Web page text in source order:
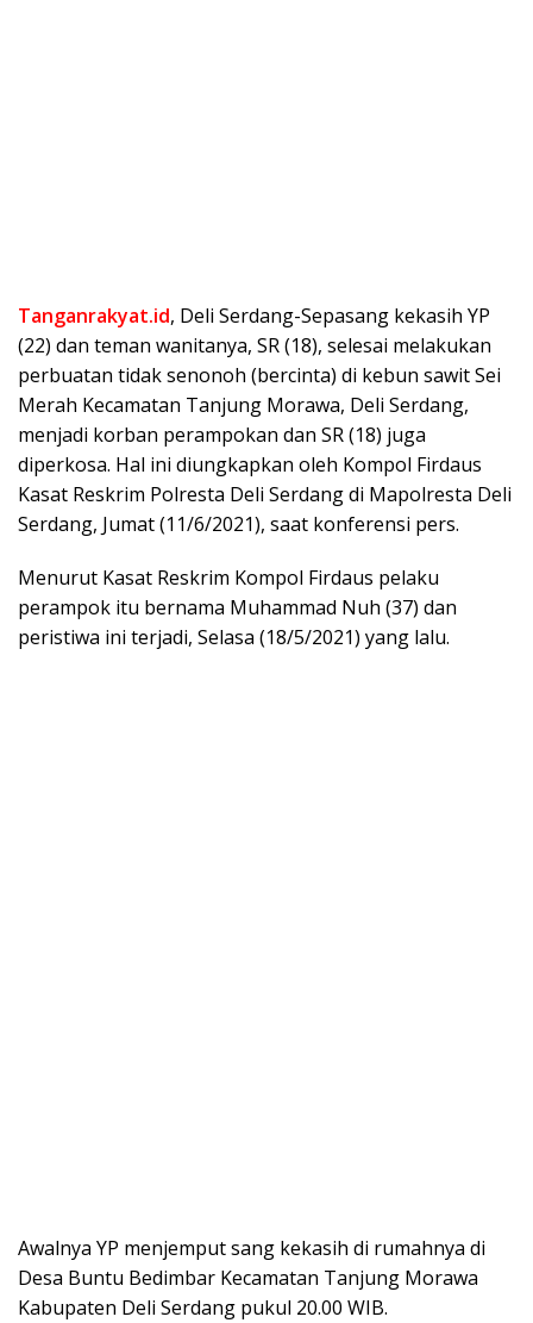
Tanganrakyat.id, Deli Serdang-Sepasang kekasih YP
(22) dan teman wanitanya, SR (18), selesai melakukan
perbuatan tidak senonoh (bercinta) di kebun sawit Sei
Merah Kecamatan Tanjung Morawa, Deli Serdang,
menjadi korban perampokan dan SR (18) juga
diperkosa. Hal ini diungkapkan oleh Kompol Firdaus
Kasat Reskrim Polresta Deli Serdang di Mapolresta Deli
Serdang, Jumat (11/6/2021), saat konferensi pers.
Menurut Kasat Reskrim Kompol Firdaus pelaku
perampok itu bernama Muhammad Nuh (37) dan
peristiwa ini terjadi, Selasa (18/5/2021) yang lalu.
Awalnya YP menjemput sang kekasih di rumahnya di
Desa Buntu Bedimbar Kecamatan Tanjung Morawa
Kabupaten Deli Serdang pukul 20.00 WIB.